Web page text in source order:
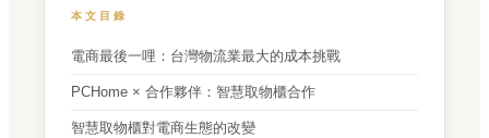
本文目錄
電商最後一哩：台灣物流業最大的成本挑戰
PCHome × 合作夥伴：智慧取物櫃合作
智慧取物櫃對電商生態的改變